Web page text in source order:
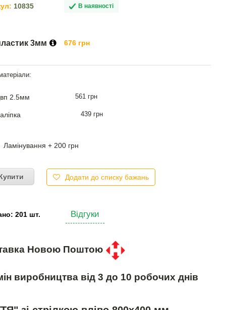
10835 В наявності
3мм 676 грн
2.5мм 561 грн
439 грн
Ламінування + 200 грн
Додати до списку бажань
201 шт. Відгуки
Новою Поштою
виробництва від 3 до 10 робочих днів